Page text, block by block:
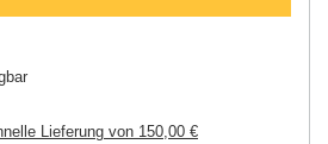
Lieferung von 150,00 €